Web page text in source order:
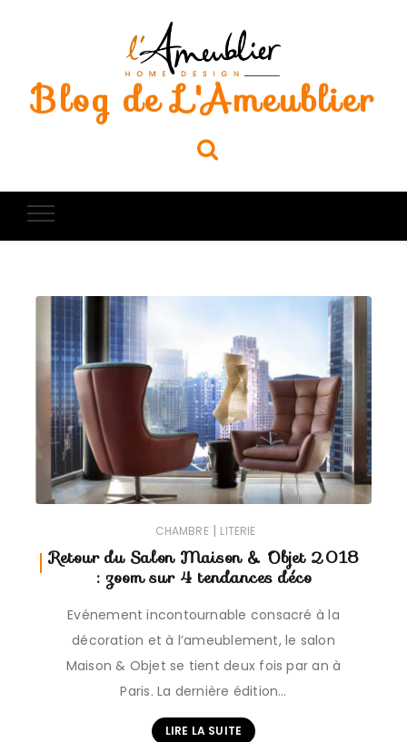
Blog de L'Ameublier
CHAMBRE | LITERIE
Retour du Salon Maison & Objet 2018
: zoom sur 4 tendances déco
Evénement incontournable consacré à la
décoration et à l’ameublement, le salon
Maison & Objet se tient deux fois par an à
Paris. La dernière édition…
LIRE LA SUITE